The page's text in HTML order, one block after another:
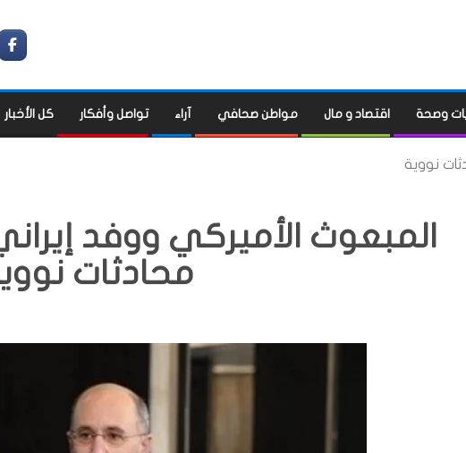
وصحة اقتصاد و مال مواطن صحافي آراء تواصل وأفكار كل الأخبار
نووية
المبعوث الأميركي ووفد
محادثات